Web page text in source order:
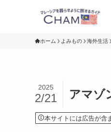
ホーム よみもの 海外生活
アマゾ
2025
2/21
本サイトには広告が含